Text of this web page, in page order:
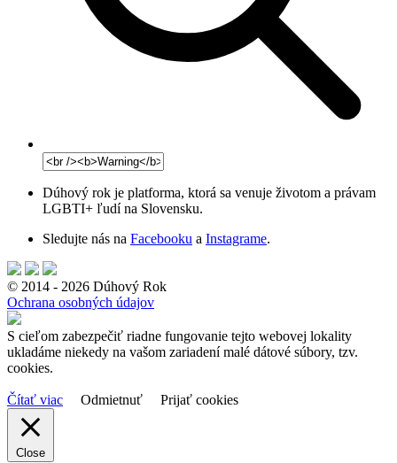
Dúhový rok je platforma, ktorá sa venuje životom a právam
LGBTI+ ľudí na Slovensku.
Sledujte nás na Facebooku a Instagrame.
© 2014 - 2026 Dúhový Rok
Ochrana osobných údajov
S cieľom zabezpečiť riadne fungovanie tejto webovej lokality
ukladáme niekedy na vašom zariadení malé dátové súbory, tzv.
cookies.
Čítať viac Odmietnuť Prijať cookies
Close